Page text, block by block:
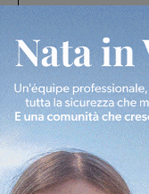
Scomparso da
Fiorentino
Levane nel 2020
Articolo precedente
Valdarnesi di Eccellenza in